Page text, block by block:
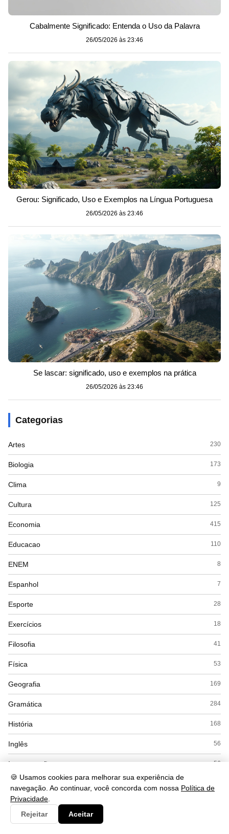
🍪 Usamos cookies para melhorar sua experiência de
navegação. Ao continuar, você concorda com nossa Política de
Privacidade
Rejeitar
Aceitar
Cabalmente Significado: Entenda o Uso da Palavra
26/05/2026 às 23:46
Gerou: Significado, Uso e Exemplos na Língua Portuguesa
26/05/2026 às 23:46
Se lascar: significado, uso e exemplos na prática
26/05/2026 às 23:46
Categorias
Artes 230
Biologia 173
Clima 9
Cultura 125
Economia 415
Educacao 110
ENEM 8
Espanhol 7
Esporte 28
Exercícios 18
Filosofia 41
Física 53
Geografia 169
Gramática 284
História 168
Inglês 56
Interpretação 56
Literatura
Matemática
Politica